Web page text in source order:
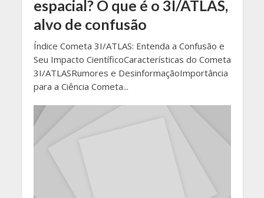
espacial? O que é o 3I/ATLAS,
alvo de confusão
Índice Cometa 3I/ATLAS: Entenda a Confusão e
Seu Impacto CientíficoCaracterísticas do Cometa
3I/ATLASRumores e DesinformaçãoImportância
para a Ciência Cometa...